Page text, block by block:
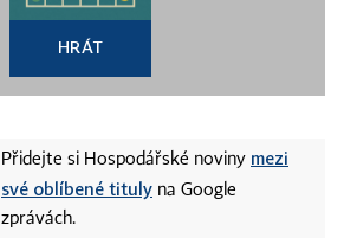
HRÁT
Přidejte si Hospodářské noviny mezi
své oblíbené tituly na Google
zprávách.